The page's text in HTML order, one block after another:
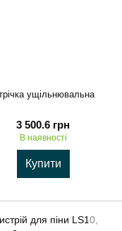
ущільнювальна
3 500.6 грн
В наявності
Купити